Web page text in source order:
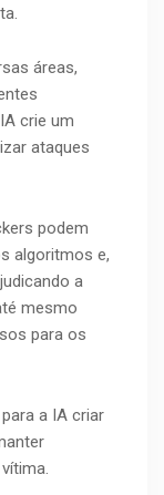
áreas,
crie um
ataques
podem
algoritmos e,
a
mesmo
para os
a IA criar